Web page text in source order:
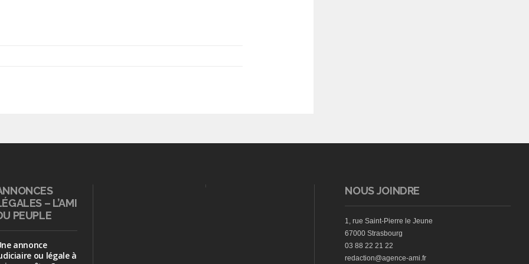
– L’AMI
PEUPLE
annonce
ou légale à
NOUS JOINDRE
1, rue Saint-Pierre le Jeune
67000 Strasbourg
03 88 22 21 22
redaction@agence-ami.fr